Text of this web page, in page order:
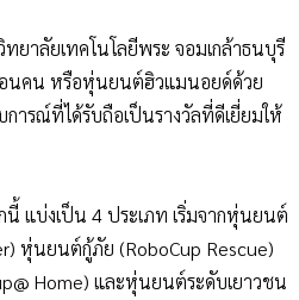
าลัยเทคโนโลยีพระ จอมเกล้าธนบุรี
นคน หรือหุ่นยนต์ฮิวแมนอยด์ด้วย
ารณ์ที่ได้รับถือเป็นรางวัลที่ดีเยี่ยมให้
แบ่งเป็น 4 ประเภท เริ่มจากหุ่นยนต์
หุ่นยนต์กู้ภัย (RoboCup Rescue)
Home) และหุ่นยนต์ระดับเยาวชน